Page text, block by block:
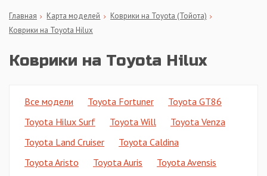
Главная Карта моделей
Коврики на Toyota (Тойота)
Коврики на Toyota Hilux
Коврики на Toyota Hilux
Все модели Toyota Fortuner
Toyota GT86
Toyota Hilux Surf
Toyota Will
Toyota Venza
Toyota Land Cruiser
Toyota Caldina
Toyota Aristo
Toyota Auris
Toyota Avensis